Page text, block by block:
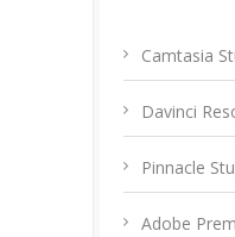
Camtasia
Davinci
Pinnacle
Adobe